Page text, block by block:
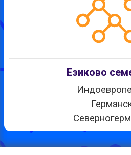
Езиково